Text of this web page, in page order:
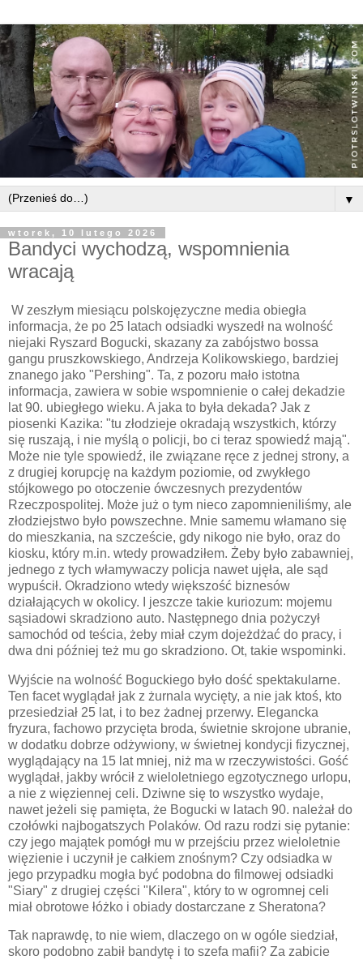
▼
wtorek, 10 lutego 2026
Bandyci wychodzą, wspomnienia
wracają
W zeszłym miesiącu polskojęzyczne media obiegła
informacja, że po 25 latach odsiadki wyszedł na wolność
niejaki Ryszard Bogucki, skazany za zabójstwo bossa
gangu pruszkowskiego, Andrzeja Kolikowskiego, bardziej
znanego jako "Pershing". Ta, z pozoru mało istotna
informacja, zawiera w sobie wspomnienie o całej dekadzie
lat 90. ubiegłego wieku. A jaka to była dekada? Jak z
piosenki Kazika: "tu złodzieje okradają wszystkich, którzy
się ruszają, i nie myślą o policji, bo ci teraz spowiedź mają".
Może nie tyle spowiedź, ile związane ręce z jednej strony, a
z drugiej korupcję na każdym poziomie, od zwykłego
stójkowego po otoczenie ówczesnych prezydentów
Rzeczpospolitej. Może już o tym nieco zapomnieniliśmy, ale
złodziejstwo było powszechne. Mnie samemu włamano się
do mieszkania, na szczeście, gdy nikogo nie było, oraz do
kiosku, który m.in. wtedy prowadziłem. Żeby było zabawniej,
jednego z tych włamywaczy policja nawet ujęła, ale sąd
wypuścił. Okradziono wtedy większość biznesów
działających w okolicy. I jeszcze takie kuriozum: mojemu
sąsiadowi skradziono auto. Następnego dnia pożyczył
samochód od teścia, żeby miał czym dojeżdżać do pracy, i
dwa dni później też mu go skradziono. Ot, takie wspominki.
Wyjście na wolność Boguckiego było dość spektakularne.
Ten facet wyglądał jak z żurnala wycięty, a nie jak ktoś, kto
przesiedział 25 lat, i to bez żadnej przerwy. Elegancka
fryzura, fachowo przycięta broda, świetnie skrojone ubranie,
w dodatku dobrze odżywiony, w świetnej kondycji fizycznej,
wyglądający na 15 lat mniej, niż ma w rzeczywistości. Gość
wyglądał, jakby wrócił z wieloletniego egzotycznego urlopu,
a nie z więziennej celi. Dziwne się to wszystko wydaje,
nawet jeżeli się pamięta, że Bogucki w latach 90. należał do
czołówki najbogatszych Polaków. Od razu rodzi się pytanie:
czy jego majątek pomógł mu w przejściu przez wieloletnie
więzienie i uczynił je całkiem znośnym? Czy odsiadka w
jego przypadku mogła być podobna do filmowej odsiadki
"Siary" z drugiej części "Kilera", który to w ogromnej celi
miał obrotowe łóżko i obiady dostarczane z Sheratona?
Tak naprawdę, to nie wiem, dlaczego on w ogóle siedział,
skoro podobno zabił bandytę i to szefa mafii? Za zabicie